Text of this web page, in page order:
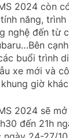
2024 còn
năng,
nghệ đến từ
buổi trình
xe mới và
giờ khác
2024 sẽ
đến 21h